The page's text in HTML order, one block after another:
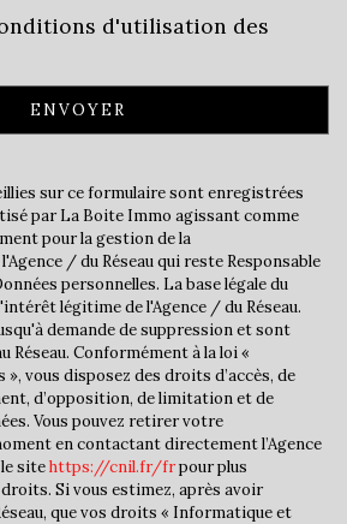
31,78 %
d'utilisation des
ENVOYER
sur ce formulaire sont enregistrées
par La Boite Immo agissant comme
pour la gestion de la
/ du Réseau qui reste Responsable
personnelles. La base légale du
légitime de l'Agence / du Réseau.
demande de suppression et sont
Réseau. Conformément à la loi «
vous disposez des droits d’accès, de
d’opposition, de limitation et de
Vous pouvez retirer votre
en contactant directement l’Agence
sitehttps://cnil.fr/frpour plus
Si vous estimez, après avoir
que vos droits « Informatique et